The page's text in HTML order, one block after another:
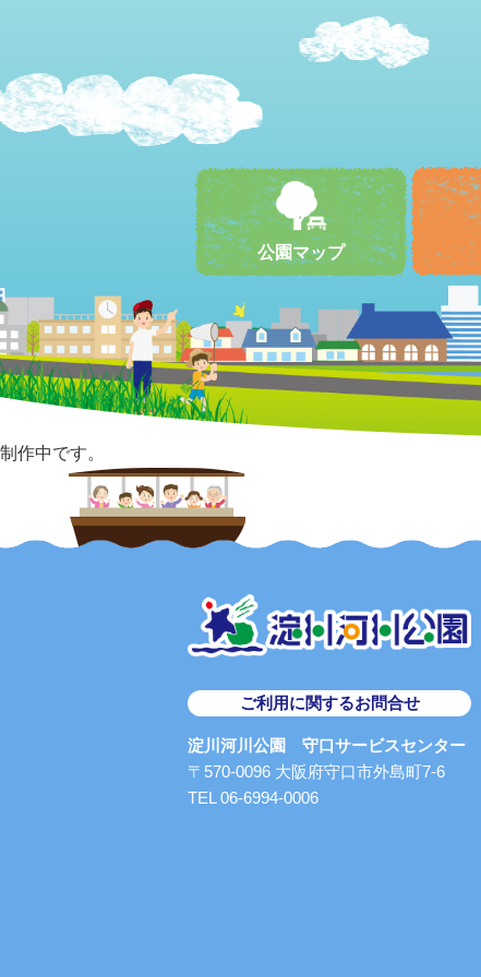
公園マップ
制作中です。
ご利用に関するお問合せ
淀川河川公園 守口サービスセンター
〒570-0096 大阪府守口市外島町7-6
TEL 06-6994-0006